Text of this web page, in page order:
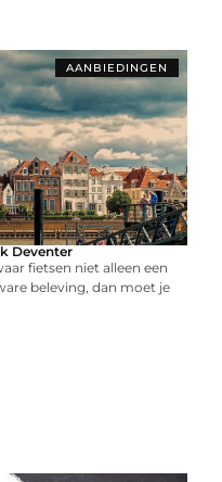
AANBIEDINGEN
Deventer
fietsen niet alleen een
beleving, dan moet je